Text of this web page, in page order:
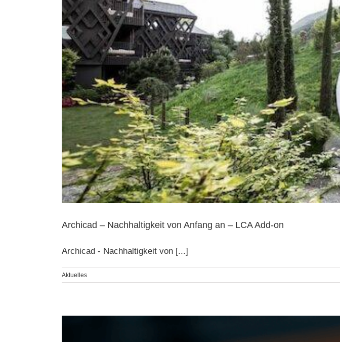
Archicad – Nachhaltigkeit von Anfang an – LCA Add-on
Archicad - Nachhaltigkeit von [...]
Aktuelles